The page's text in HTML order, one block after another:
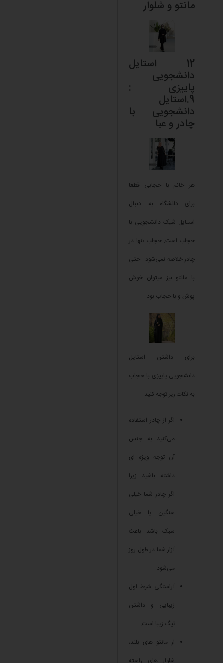
مانتو و شلوار
12 استایل
دانشجویی
پاییزی :
9.استایل
دانشجویی با
چادر و عبا
هر خانم با حجابی قطعا
برای دانشگاه به دنبال
استایل شیک دانشجویی با
حجاب است. حجاب تنها در
چادر خلاصه نمی‌شود . حتی
با مانتو نیز میتوان خوش
پوش و با حجاب بود.
برای داشتن استایل
دانشجویی پاییزی با حجاب
به نکات زیر توجه کنید:
اگر از چادر استفاده
می‌کنید به جنس
آن توجه ویژه ای
داشته باشید زیرا
اگر چادر شما خیلی
سنگین یا خیلی
سبک باشد باعث
آزار شما در طول روز
می‌شود.
آراستگی شرط اول
زیبایی و داشتن
تیگ زیبا است.
از مانتو های بلند،
شلوار های راسته